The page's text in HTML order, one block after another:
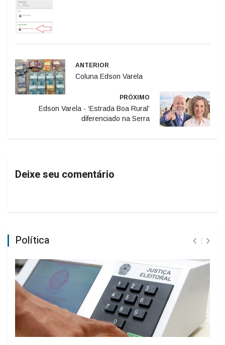
ANTERIOR
Coluna Edson Varela
PRÓXIMO
Edson Varela - ‘Estrada Boa Rural’
diferenciado na Serra
Deixe seu comentário
Política